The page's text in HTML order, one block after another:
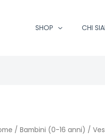
SHOP CHI
/ Bambini (0-16 anni) /